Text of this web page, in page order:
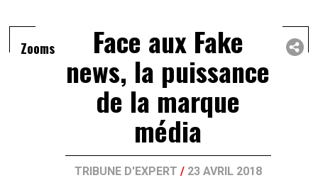
Zooms Face aux Fake
news, la puissance
de la marque
média
TRIBUNE D'EXPERT / 23 AVRIL 2018